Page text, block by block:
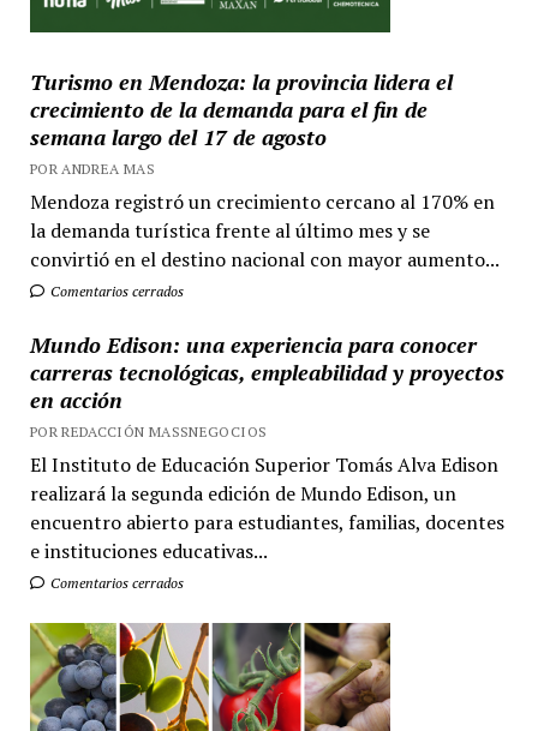
Turismo en Mendoza: la provincia lidera el
crecimiento de la demanda para el fin de
semana largo del 17 de agosto
POR ANDREA MAS
Mendoza registró un crecimiento cercano al 170% en
la demanda turística frente al último mes y se
convirtió en el destino nacional con mayor aumento...
Comentarios cerrados
Mundo Edison: una experiencia para conocer
carreras tecnológicas, empleabilidad y proyectos
en acción
POR REDACCIÓN MASSNEGOCIOS
El Instituto de Educación Superior Tomás Alva Edison
realizará la segunda edición de Mundo Edison, un
encuentro abierto para estudiantes, familias, docentes
e instituciones educativas...
Comentarios cerrados